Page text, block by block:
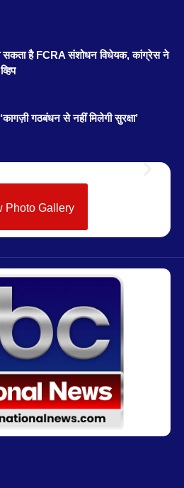
सकता है FCRA संशोधन विधेयक, कांग्रेस ने
गठबंधन से नहीं मिलेगी सुरक्षा’
Photo Gallery